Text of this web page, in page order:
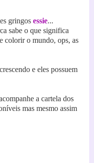
gringos essie...
sabe o que significa
colorir o mundo, ops, as
e eles possuem
a cartela dos
mas mesmo assim